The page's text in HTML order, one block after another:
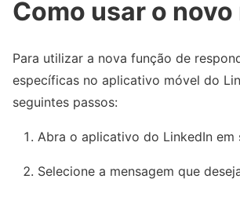
Como usar o
Para utilizar a nova função de
específicas no aplicativo móvel do
seguintes passos:
Abra o aplicativo do LinkedIn em
Selecione a mensagem que